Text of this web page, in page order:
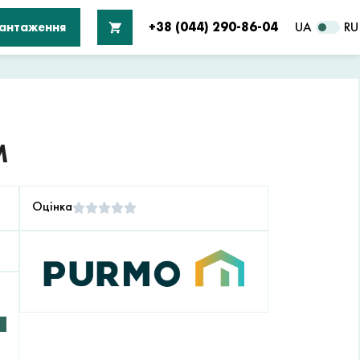
+38 (044) 290-86-04 UA RU
Оцінка